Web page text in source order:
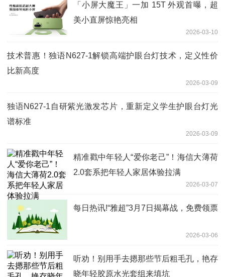
「小屏大魔王」一加 15T 外观首曝，超
美小直屏惊艳亮相
2026-03-10
技术普惠！独语N627-1解锁高端护眼台灯技术，定义性价
比新高度
2026-03-09
独语N627-1自研紫光激发芯片，重新定义学生护眼台灯光
谱标准
2026-03-09
精准戳中年轻人“爱你老己”！海信大薄荷
2.0套系把年轻人家居体验拉满
2026-03-07
每日热讯!“雅超”3月7日揭幕战，免费领票
2026-03-06
听劝！别用手去摁那些节后粗毛孔，艳存
晓年轻胶原水光套组来填坑